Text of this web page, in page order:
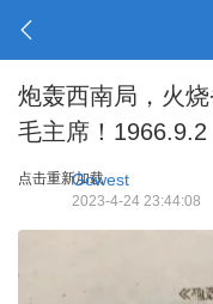
炮轰西南局，火
毛主席！1966.9.2
点击重新加载
Gowest
2023-4-24 23:44:08